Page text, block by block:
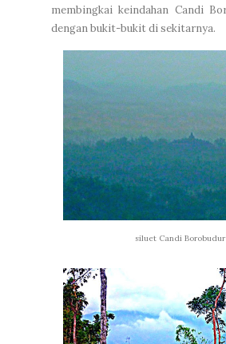
membingkai keindahan Candi
dengan bukit-bukit di sekitarnya.
siluet Candi Borobudur